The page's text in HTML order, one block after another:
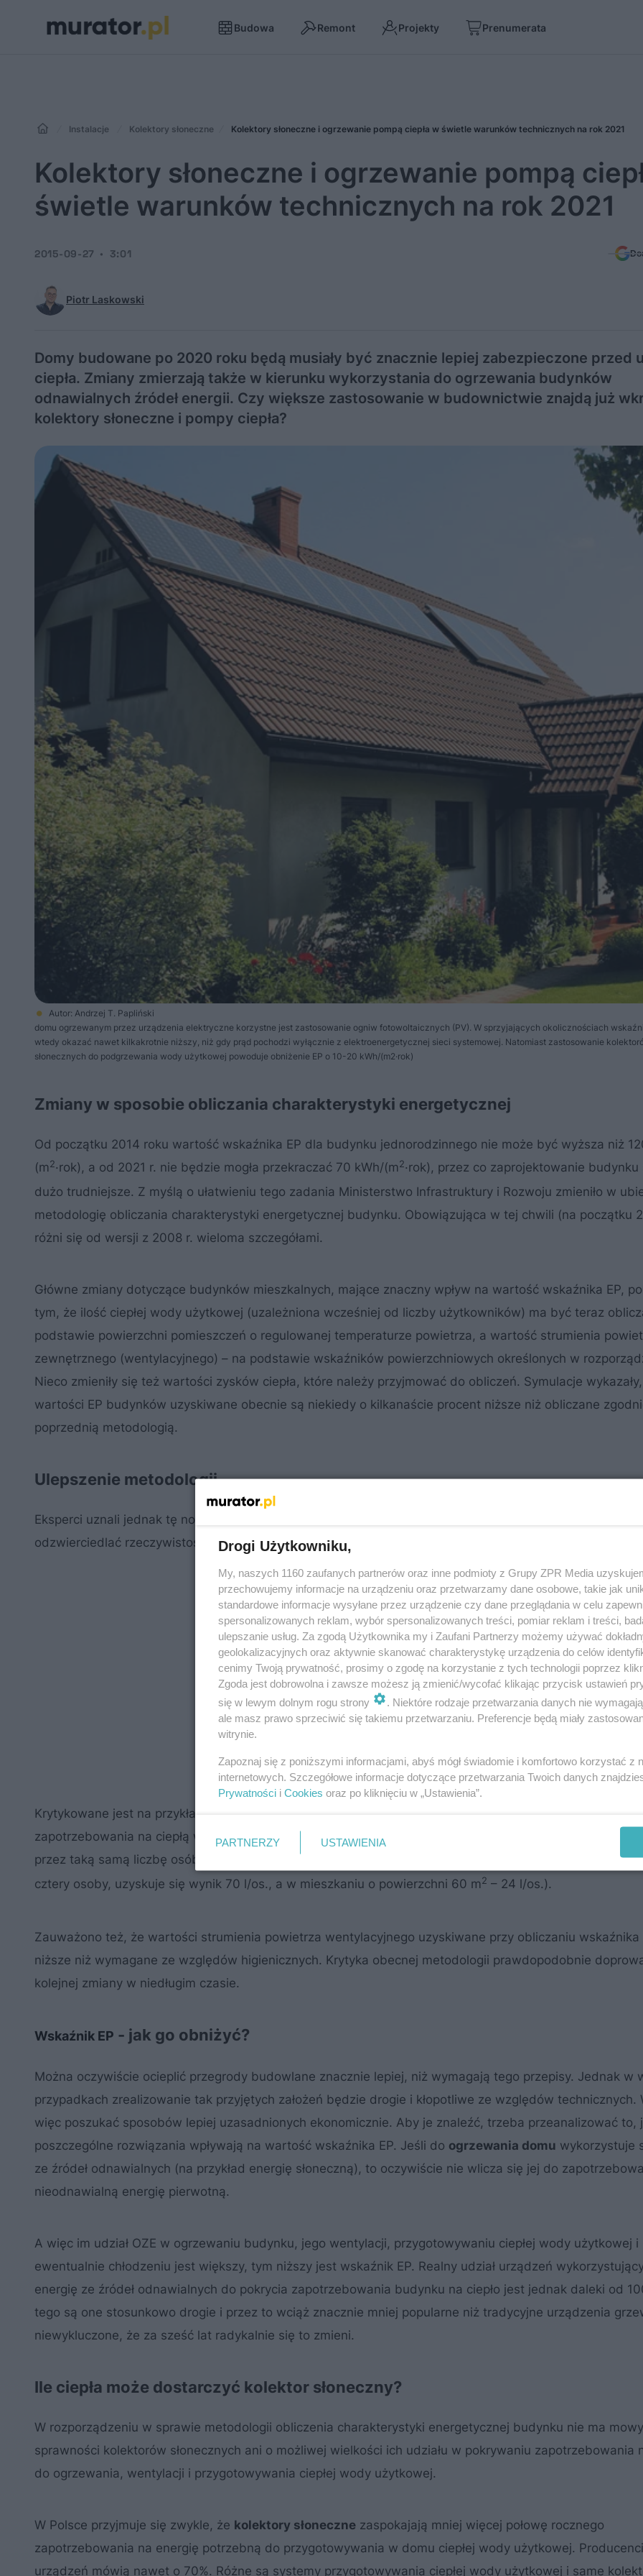
Budowa Remont Projekty Prenumerata
Instalacje Kolektory słoneczne Kolektory słoneczne i ogrzewanie pompą ciepła w świetle warunków technicznych na rok 2021
Kolektory słoneczne i ogrzewanie pompą
świetle warunków technicznych na rok 2021
Piotr Laskowski
2015-09-27 3:01
Domy budowane po 2020 roku będą musiały być znacznie lepiej zabezpieczone przed
ciepła. Zmiany zmierzają także w kierunku wykorzystania do ogrzewania budynków
odnawialnych źródeł energii. Czy większe zastosowanie w budownictwie znajdą już
kolektory słoneczne i pompy ciepła?
Autor: Andrzej T. Papliński
domu ogrzewanym przez urządzenia elektryczne korzystne jest zastosowanie ogniw fotowoltaicznych (PV). W sprzyjających okolicznościach
wtedy okazać nawet kilkakrotnie niższy, niż gdy prąd pochodzi wyłącznie z elektroenergetycznej sieci systemowej. Natomiast zastosowanie
słonecznych do podgrzewania wody użytkowej powoduje obniżenie EP o 10-20 kWh/(m2·rok)
Zmiany w sposobie obliczania charakterystyki energetycznej
Od początku 2014 roku wartość wskaźnika EP dla budynku jednorodzinnego nie może być wyższa niż
(m2·rok), a od 2021 r. nie będzie mogła przekraczać 70 kWh/(m2·rok), przez co zaprojektowanie budynku
dużo trudniejsze. Z myślą o ułatwieniu tego zadania Ministerstwo Infrastruktury i Rozwoju zmieniło w
metodologię obliczania charakterystyki energetycznej budynku. Obowiązująca w tej chwili (na początku
różni się od wersji z 2008 r. wieloma szczegółami.
Główne zmiany dotyczące budynków mieszkalnych, mające znaczny wpływ na wartość wskaźnika EP,
tym, że ilość ciepłej wody użytkowej (uzależniona wcześniej od liczby użytkowników) ma być teraz
podstawie powierzchni pomieszczeń o regulowanej temperaturze powietrza, a wartość strumienia
zewnętrznego (wentylacyjnego) – na podstawie wskaźników powierzchniowych określonych w
Nieco zmieniły się też wartości zysków ciepła, które należy przyjmować do obliczeń. Symulacje
wartości EP budynków uzyskiwane obecnie są niekiedy o kilkanaście procent niższe niż obliczane
poprzednią metodologią.
Ulepszenie metodologii
Eksperci uznali jednak tę nową za bardzo niedoskonałą, twierdząc, że wyniki obliczeń wskaźnika EP nie
odzwierciedlać rzeczywistości.
Krytykowane jest na przykład to, że w domach jednorodzinnych o dużej powierzchni ogrzewanej wynik
zapotrzebowania na ciepłą wodę w przeliczeniu na osobę jest dużo wyższy niż w małym domu
przez taką samą liczbę osób, co przeczy logice (w domu o powierzchni ogrzewanej 200 m
, w którym
cztery osoby, uzyskuje się wynik 70 l/os., a w mieszkaniu o powierzchni 60 m2 – 24 l/os.).
Zauważono też, że wartości strumienia powietrza wentylacyjnego uzyskiwane przy obliczaniu wskaźnika
niższe niż wymagane ze względów higienicznych. Krytyka obecnej metodologii prawdopodobnie
kolejnej zmiany w niedługim czasie.
Wskaźnik EP - jak go obniżyć?
Można oczywiście ocieplić przegrody budowlane znacznie lepiej, niż wymagają tego przepisy. Jednak w
przypadkach zrealizowanie tak przyjętych założeń będzie drogie i kłopotliwe ze względów technicznych.
więc poszukać sposobów lepiej uzasadnionych ekonomicznie. Aby je znaleźć, trzeba przeanalizować to,
poszczególne rozwiązania wpływają na wartość wskaźnika EP. Jeśli do ogrzewania domu wykorzystuje
ze źródeł odnawialnych (na przykład energię słoneczną), to oczywiście nie wlicza się jej do
nieodnawialną energię pierwotną.
A więc im udział OZE w ogrzewaniu budynku, jego wentylacji, przygotowywaniu ciepłej wody użytkowej i
ewentualnie chłodzeniu jest większy, tym niższy jest wskaźnik EP. Realny udział urządzeń
energię ze źródeł odnawialnych do pokrycia zapotrzebowania budynku na ciepło jest jednak daleki od
tego są one stosunkowo drogie i przez to wciąż znacznie mniej popularne niż tradycyjne urządzenia
niewykluczone, że za sześć lat radykalnie się to zmieni.
Ile ciepła może dostarczyć kolektor słoneczny?
W rozporządzeniu w sprawie metodologii obliczenia charakterystyki energetycznej budynku nie ma
sprawności kolektorów słonecznych ani o możliwej wielkości ich udziału w pokrywaniu zapotrzebowania
do ogrzewania, wentylacji i przygotowywania ciepłej wody użytkowej.
W Polsce przyjmuje się zwykle, że kolektory słoneczne zaspokajają mniej więcej połowę rocznego
zapotrzebowania na energię potrzebną do przygotowywania w domu ciepłej wody użytkowej.
urządzeń mówią nawet o 70%. Różne są systemy przygotowywania ciepłej wody użytkowej i same
Drogi Użytkowniku,
My, naszych 1160 zaufanych partnerów oraz inne podmioty z Grupy ZPR Media
przechowujemy informacje na urządzeniu oraz przetwarzamy dane osobowe, takie jak
standardowe informacje wysyłane przez urządzenie czy dane przeglądania w celu
spersonalizowanych reklam, wybór spersonalizowanych treści, pomiar reklam i treści,
ulepszanie usług. Za zgodą Użytkownika my i Zaufani Partnerzy możemy używać
geolokalizacyjnych oraz aktywnie skanować charakterystykę urządzenia do celów
cenimy Twoją prywatność, prosimy o zgodę na korzystanie z tych technologii poprzez
Zgoda jest dobrowolna i zawsze możesz ją zmienić/wycofać klikając przycisk ustawień
się w lewym dolnym rogu strony
. Niektóre rodzaje przetwarzania danych nie
ale masz prawo sprzeciwić się takiemu przetwarzaniu. Preferencje będą miały
witrynie.
Zapoznaj się z poniższymi informacjami, abyś mógł świadomie i komfortowo korzystać z
internetowych. Szczegółowe informacje dotyczące przetwarzania Twoich danych
Prywatności i Cookies oraz po kliknięciu w „Ustawienia”.
PARTNERZY USTAWIENIA